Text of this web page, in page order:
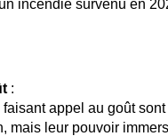
incendie survenu en
:
faisant appel au goût
mais leur pouvoir